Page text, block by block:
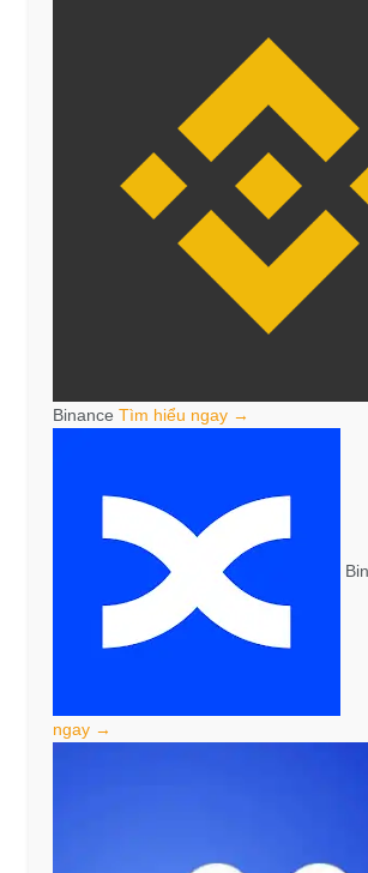
Binance Tìm hiểu ngay →
ngay →